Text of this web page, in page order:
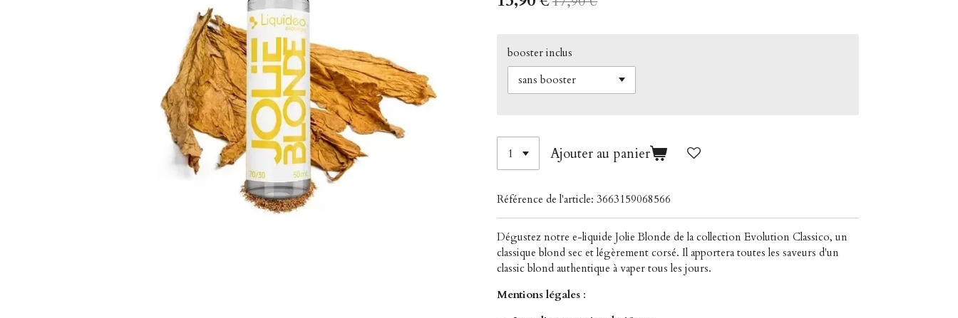
booster inclus
Ajouter au panier
Référence de l'article: 3663159068566
Dégustez notre e-liquide Jolie Blonde de la collection Evolution Classico, un
classique blond sec et légèrement corsé. Il apportera toutes les saveurs d'un
classic blond authentique à vaper tous les jours.
Mentions légales :